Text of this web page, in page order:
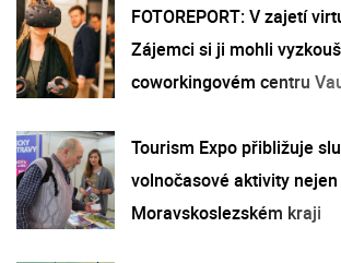
FOTOREPORT: V zajetí
Zájemci si ji mohli
coworkingovém centru
Tourism Expo přibližuje
volnočasové aktivity
Moravskoslezském kraji